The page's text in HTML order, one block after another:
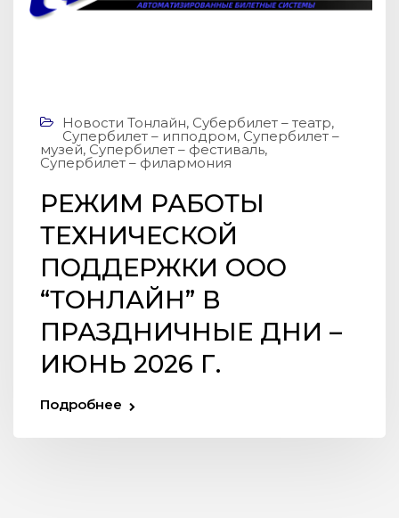
Новости Тонлайн, Субербилет – театр,
Супербилет – ипподром, Супербилет –
музей, Супербилет – фестиваль,
Супербилет – филармония
РЕЖИМ РАБОТЫ
ТЕХНИЧЕСКОЙ
ПОДДЕРЖКИ ООО
“ТOНЛАЙН” В
ПРАЗДНИЧНЫЕ ДНИ –
ИЮНЬ 2026 Г.
Подробнее